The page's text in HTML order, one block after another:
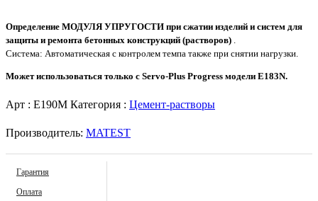
Определение МОДУЛЯ УПРУГОСТИ при сжатии изделий и систем для
защиты и ремонта бетонных конструкций (растворов) .
Система: Автоматическая с контролем темпа также при снятии нагрузки.
Может использоваться только с Servo-Plus Progress модели E183N.
Арт : E190M Категория : Цемент-растворы
Производитель: MATEST
Гарантия
Оплата